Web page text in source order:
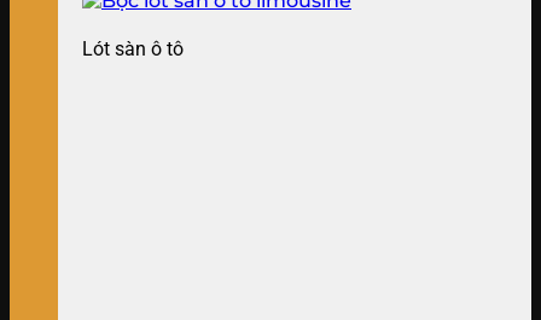
Lót sàn ô tô